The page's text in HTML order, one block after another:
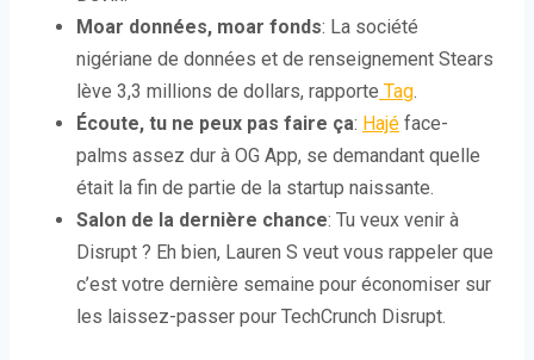
Moar données, moar fonds: La société
nigériane de données et de renseignement Stears
lève 3,3 millions de dollars, rapporte Tag.
Écoute, tu ne peux pas faire ça: Hajé face-
palms assez dur à OG App, se demandant quelle
était la fin de partie de la startup naissante.
Salon de la dernière chance: Tu veux venir à
Disrupt ? Eh bien, Lauren S veut vous rappeler que
c’est votre dernière semaine pour économiser sur
les laissez-passer pour TechCrunch Disrupt.